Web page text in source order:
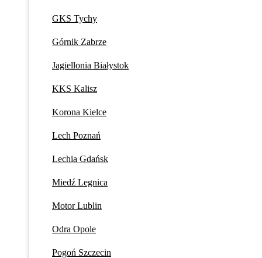
GKS Tychy
Górnik Zabrze
Jagiellonia Białystok
KKS Kalisz
Korona Kielce
Lech Poznań
Lechia Gdańsk
Miedź Legnica
Motor Lublin
Odra Opole
Pogoń Szczecin